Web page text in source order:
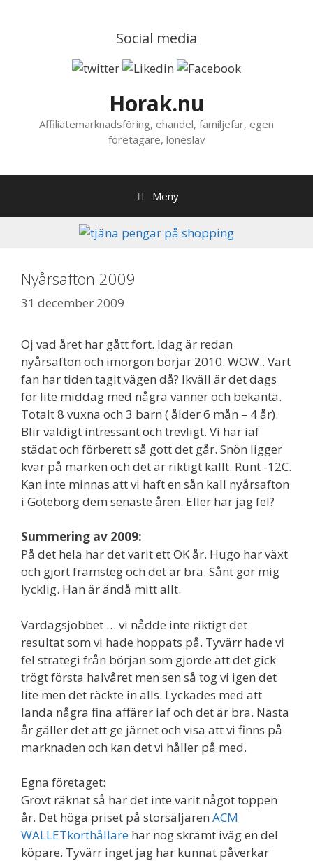
Social media
Horak.nu
Affiliatemarknadsföring, ehandel, familjefar, egen
företagare, löneslav
Meny
Nyårsafton 2009
31 december 2009
Oj vad året har gått fort. Idag är redan
nyårsafton och imorgon börjar 2010. WOW.. Vart
fan har tiden tagit vägen då? Ikväll är det dags
för lite middag med några vänner och bekanta.
Totalt 8 vuxna och 3 barn ( ålder 6 mån – 4 år).
Blir väldigt intressant och trevligt. Vi har iaf
städat och förberett så gott det går. Snön ligger
kvar på marken och det är riktigt kallt. Runt -12C.
Kan inte minnas att vi haft en sån kall nyårsafton
i Göteborg dem senaste åren. Eller har jag fel?
Summering av 2009:
På det hela har det varit ett OK år. Hugo har växt
och gjort framsteg och det är bra. Sånt gör mig
lycklig. Han är ändå mitt allt.
Vardagsjobbet … vi nådde inte riktigt det
resultat som vi hade hoppats på. Tyvärr hade vi
fel strategi från början som gjorde att det gick
trögt första halvåret men sen så tog vi igen det
lite men det räckte in alls. Lyckades med att
landa några fina affärer iaf och det är bra. Nästa
år gäller det att ge järnet och visa att vi finns på
marknaden och kan det vi håller på med.
Egna företaget:
Grovt räknat så har det inte varit något toppen
år. Det höga priset på storsäljaren ACM
WALLETkorthållare har nog skrämt iväg en del
köpare. Tyvärr inget jag har kunnat påverkar